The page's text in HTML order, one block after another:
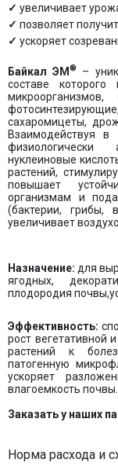
увеличивает
позволяет
ускоряет
Байкал ЭМ®
–
составе
сахаромицеты,
Взаимодействуя
физиологически
нуклеиновые
растений,
повышает
организмам и
(бактерии, грибы,
увеличивает
Назначение: для
ягодных,
плодородия
Эффективность:
рост вегетативной
растений к
патогенную
ускоряет
влагоемкость почвы.
Заказать у наших
Норма расхода и